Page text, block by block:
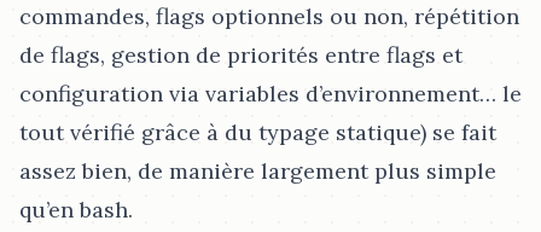
commandes, flags optionnels ou non, répétition
de flags, gestion de priorités entre flags et
configuration via variables d’environnement…​ le
tout vérifié grâce à du typage statique) se fait
assez bien, de manière largement plus simple
qu’en bash.